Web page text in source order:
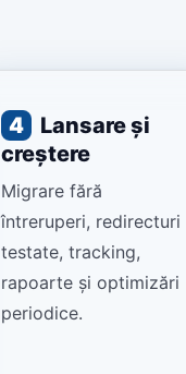
4
Lansare și
creștere
Migrare fără
întreruperi, redirecturi
testate, tracking,
rapoarte și optimizări
periodice.